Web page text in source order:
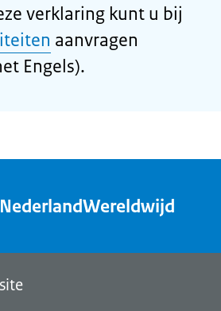
verklaring kunt u bij
aanvragen
Engels).
NederlandWereldwijd